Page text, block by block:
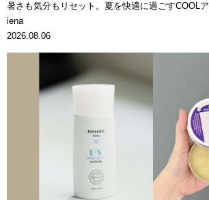
暑さも気分もリセット。夏を快適に過ごすCOOL
iena
2026.08.06